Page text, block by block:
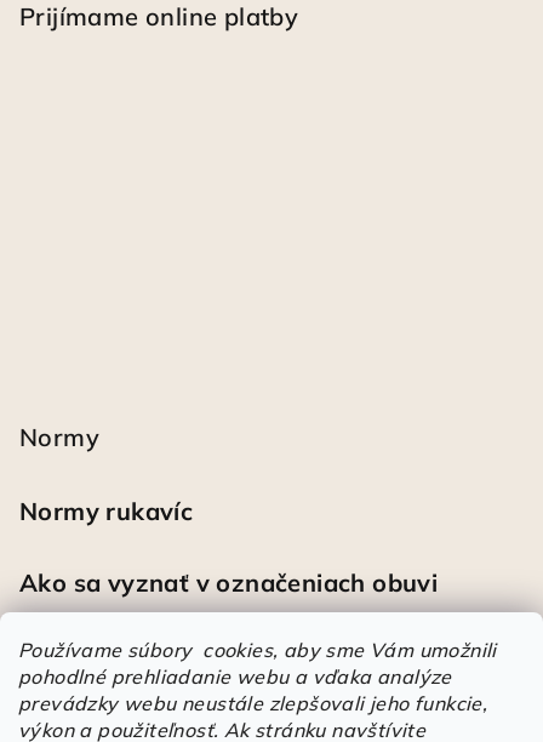
Používame súbory cookies, aby sme Vám umožnili
pohodlné prehliadanie webu a vďaka analýze
prevádzky webu neustále zlepšovali jeho funkcie,
výkon a použiteľnosť. Ak stránku navštívite
Prijímame online platby
Normy
Normy rukavíc
Ako sa vyznať v označeniach obuvi
Heureka